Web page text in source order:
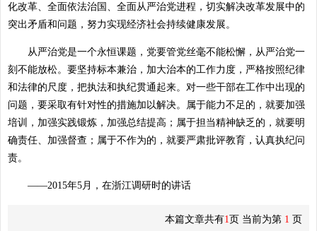
化改革、全面依法治国、全面从严治党进程，切实解决改革发展中的
突出矛盾和问题，努力实现经济社会持续健康发展。
从严治党是一个永恒课题，党要管党丝毫不能松懈，从严治党一
刻不能放松。要坚持标本兼治，加大治本的工作力度，严格按照纪律
和法律的尺度，把执法和执纪贯通起来。对一些干部在工作中出现的
问题，要采取有针对性的措施加以解决。属于能力不足的，就要加强
培训，加强实践锻炼，加强总结提高；属于担当精神缺乏的，就要明
确责任、加强督查；属于不作为的，就要严肃批评教育，认真执纪问
责。
——2015年5月，在浙江调研时的讲话
本篇文章共有1页 当前为第 1 页